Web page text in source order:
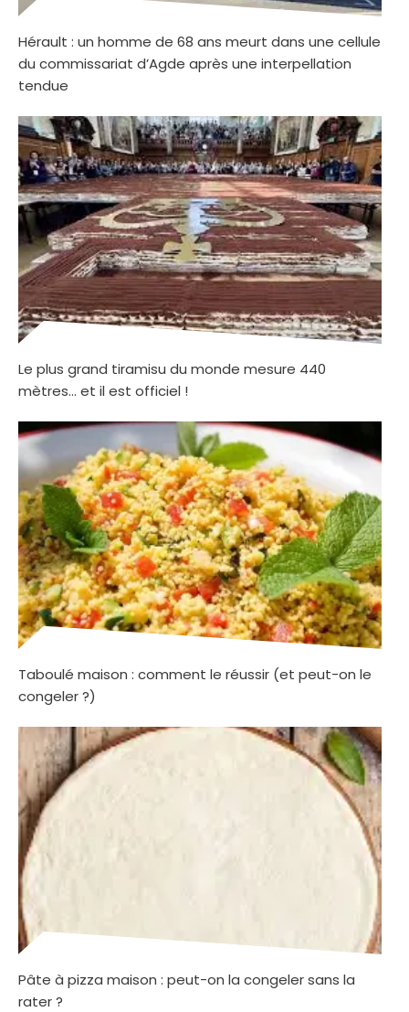
Hérault : un homme de 68 ans meurt dans une cellule
du commissariat d’Agde après une interpellation
tendue
Le plus grand tiramisu du monde mesure 440
mètres… et il est officiel !
Taboulé maison : comment le réussir (et peut-on le
congeler ?)
Pâte à pizza maison : peut-on la congeler sans la
rater ?